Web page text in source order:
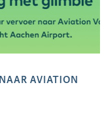
AVIATION